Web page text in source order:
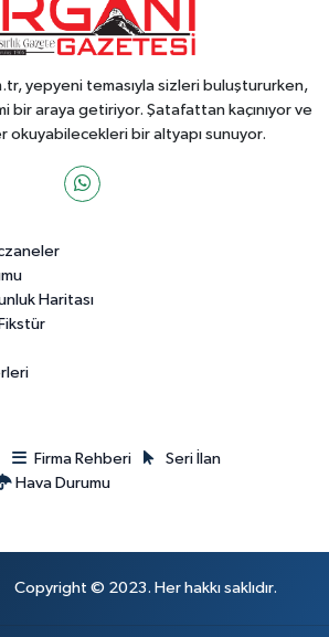
yepyeni temasıyla sizleri buluştururken,
bir araya getiriyor. Şatafattan kaçınıyor ve
okuyabilecekleri bir altyapı sunuyor.
Haritası
Firma Rehberi
Seri İlan
Hava Durumu
Copyright © 2023. Her hakkı saklıdır.